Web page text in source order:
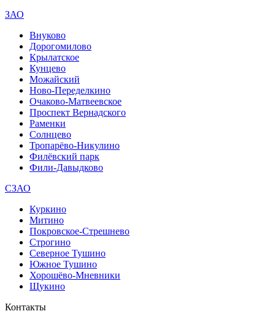
ЗАО
Внуково
Дорогомилово
Крылатское
Кунцево
Можайский
Ново-Переделкино
Очаково-Матвеевское
Проспект Вернадского
Раменки
Солнцево
Тропарёво-Никулино
Филёвский парк
Фили-Давыдково
СЗАО
Куркино
Митино
Покровское-Стрешнево
Строгино
Северное Тушино
Южное Тушино
Хорошёво-Мневники
Щукино
Контакты